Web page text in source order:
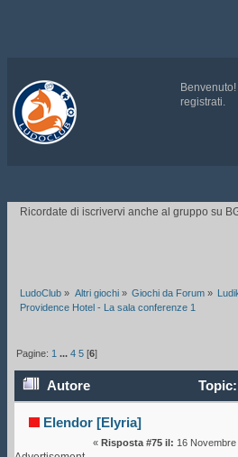
Benvenuto!
registrati.
.
Ricordate di iscrivervi anche al gruppo su
LudoClub » Altri giochi» Giochi da Forum»
Providence Hotel - La sala conferenze 1
Pagine: 1 ...4 5 [6]
Autore
sala conferenze 1 (Letto 446542
Elendor [Elyria]
« Risposta #75 il: 16